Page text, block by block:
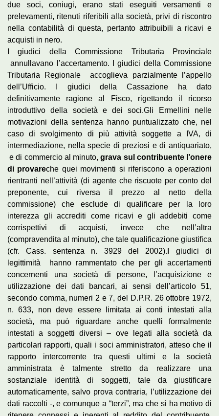
due soci, coniugi, erano stati eseguiti versamenti e
prelevamenti, ritenuti riferibili alla società, privi di riscontro
nella contabilità di questa, pertanto attribuibili a ricavi e
acquisti in nero.
I giudici della Commissione Tributaria Provinciale
annullavano l’accertamento. I giudici della Commissione
Tributaria Regionale accoglieva parzialmente l’appello
dell’Ufficio. I giudici della Cassazione ha dato
definitivamente ragione al Fisco, rigettando il ricorso
introduttivo della società e dei soci.Gli Ermellini nelle
motivazioni della sentenza hanno puntualizzato che, nel
caso di svolgimento di più attività soggette a IVA, di
intermediazione, nella specie di preziosi e di antiquariato,
e di commercio al minuto,grava sul contribuente l’onere
di provareche quei movimenti si riferiscono a operazioni
rientranti nell’attività (di agente che riscuote per conto del
preponente, cui riversa il prezzo al netto della
commissione) che esclude di qualificare per la loro
interezza gli accrediti come ricavi e gli addebiti come
corrispettivi di acquisti, invece che nell’altra
(compravendita al minuto), che tale qualificazione giustifica
(cfr. Cass. sentenza n. 3929 del 2002).I giudici di
legittimità hanno rammentato che per gli accertamenti
concernenti una società di persone, l’acquisizione e
utilizzazione dei dati bancari, ai sensi dell’articolo 51,
secondo comma, numeri 2 e 7, del D.P.R. 26 ottobre 1972,
n. 633, non deve essere limitata ai conti intestati alla
società, ma può riguardare anche quelli formalmente
intestati a soggetti diversi – ove legati alla società da
particolari rapporti, quali i soci amministratori, atteso che il
rapporto intercorrente tra questi ultimi e la società
amministrata è talmente stretto da realizzare una
sostanziale identità di soggetti, tale da giustificare
automaticamente, salvo prova contraria, l’utilizzazione dei
dati raccolti -, e comunque a “terzi”, ma che si ha motivo di